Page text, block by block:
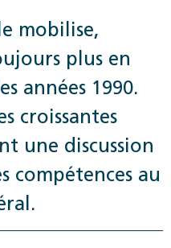
mobilise,
plus en
années 1990.
croissantes
une discussion
compétences au